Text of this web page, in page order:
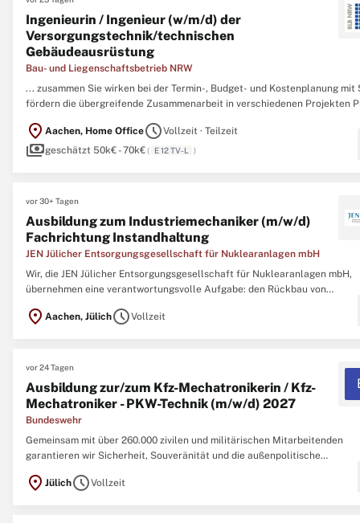
Ingenieurin / Ingenieur (w/m/d) der
Versorgungstechnik/technischen
Gebäudeausrüstung
Bau- und Liegenschaftsbetrieb NRW
... zusammen Sie wirken bei der Termin-, Budget- und Kostenplanung mit
fördern die übergreifende Zusammenarbeit in verschiedenen Projekten
Fachrichtung Versorgungstechnik, Gebäudetechnik/TGA, Smart Building
Engineering,Maschinenbau ...
location_on Aachen, Home OfficescheduleVollzeit · Teilzeit
paymentsgeschätzt 50k€ - 70k€( E 12 TV-L )
vor 30+ Tagen
Ausbildung zum Industriemechaniker (m/w/d)
Fachrichtung Instandhaltung
JEN Jülicher Entsorgungsgesellschaft für Nuklearanlagen mbH
Wir, die JEN Jülicher Entsorgungsgesellschaft für Nuklearanlagen mbH,
übernehmen eine verantwortungsvolle Aufgabe: den Rückbau von
radioaktiven Stoffe. Bei uns arbeitest du an spannenden Projekten, die
location_on Aachen, JülichscheduleVollzeit
vor 24 Tagen
Ausbildung zur/zum Kfz-Mechatronikerin / Kfz-
Mechatroniker - PKW-Technik (m/w/d) 2027
Bundeswehr
Gemeinsam mit über 260.000 zivilen und militärischen Mitarbeitenden
garantieren wir Sicherheit, Souveränität und die außenpolitische
bei Naturkatastrophen und Unglücksfällen im Inland. Einsatz zeigen.
location_on JülichscheduleVollzeit